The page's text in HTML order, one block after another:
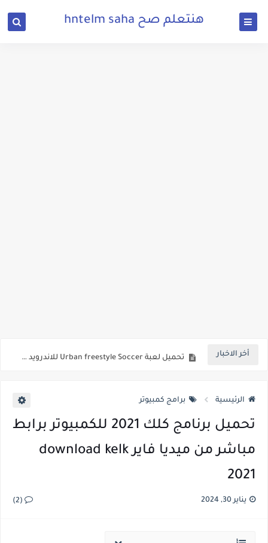
هنتعلم صح hntelm saha
أخر الاخبار تحميل لعبة Urban freestyle Soccer للاندرويد من ميديا فاير
الرئيسية برامج كمبيوتر
تحميل برنامج كلك 2021 للكمبيوتر برابط
مباشر من ميديا فاير download kelk
2021
يناير 30, 2024 (2)